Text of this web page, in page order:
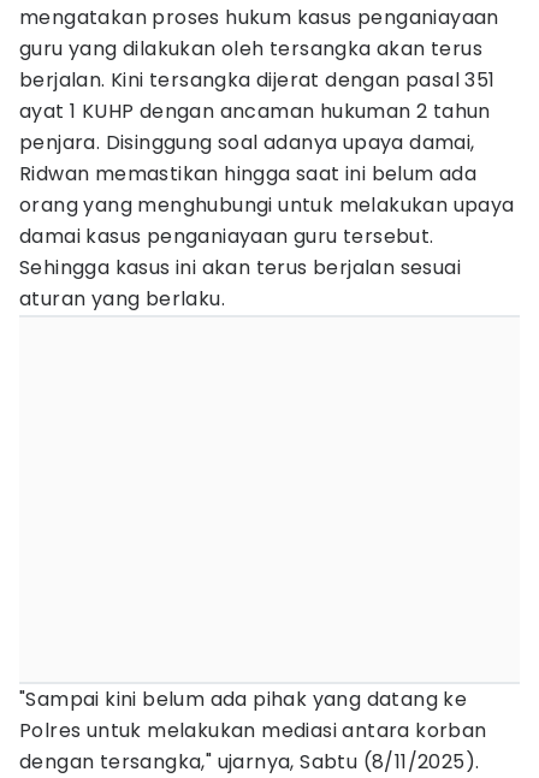
mengatakan proses hukum kasus penganiayaan
guru yang dilakukan oleh tersangka akan terus
berjalan. Kini tersangka dijerat dengan pasal 351
ayat 1 KUHP dengan ancaman hukuman 2 tahun
penjara. Disinggung soal adanya upaya damai,
Ridwan memastikan hingga saat ini belum ada
orang yang menghubungi untuk melakukan upaya
damai kasus penganiayaan guru tersebut.
Sehingga kasus ini akan terus berjalan sesuai
aturan yang berlaku.
"Sampai kini belum ada pihak yang datang ke
Polres untuk melakukan mediasi antara korban
dengan tersangka," ujarnya, Sabtu (8/11/2025).